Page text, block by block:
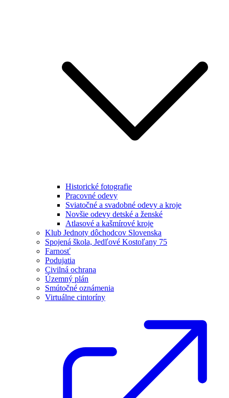
Historické fotografie
Pracovné odevy
Sviatočné a svadobné odevy a kroje
Novšie odevy detské a ženské
Atlasové a kašmírové kroje
Klub Jednoty dôchodcov Slovenska
Spojená škola, Jedľové Kostoľany 75
Farnosť
Podujatia
Civilná ochrana
Územný plán
Smútočné oznámenia
Virtuálne cintoríny